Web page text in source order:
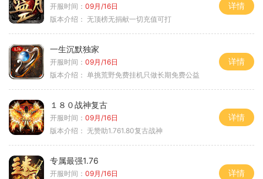
开服时间： 09月/16日
版本介绍： 无顶榜无捐献一切充值可打
详情
一生沉默独家
开服时间： 09月/16日
版本介绍： 单挑荒野免费挂机只做长期免费公益
详情
１８０战神复古
开服时间： 09月/16日
版本介绍： 无赞助1.761.80复古战神
详情
专属最强1.76
开服时间： 09月/16日
详情